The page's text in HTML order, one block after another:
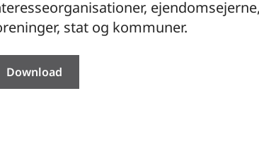
stat og kommuner.
Download